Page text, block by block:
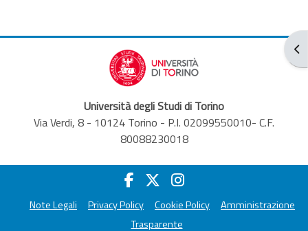
Università degli Studi di Torino
Via Verdi, 8 - 10124 Torino - P.I. 02099550010- C.F.
80088230018
Note Legali Privacy Policy Cookie Policy
Amministrazione
Trasparente